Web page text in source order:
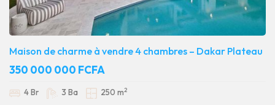
Maison de charme à vendre 4 chambres – Dakar Plateau
350 000 000 FCFA
4 Br 3 Ba 250 m2